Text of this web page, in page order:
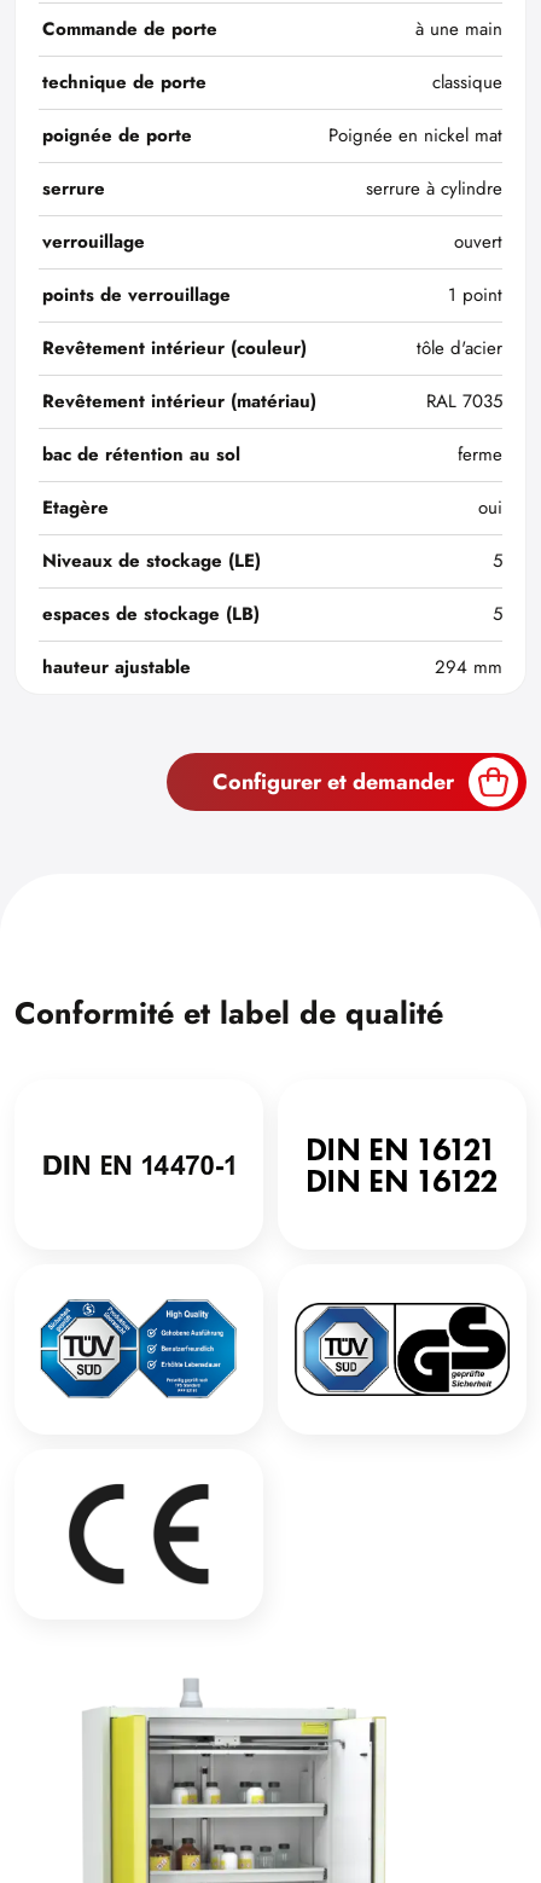
Commande de porte
à une main
technique de porte
classique
poignée de porte
Poignée en nickel mat
serrure
serrure à cylindre
verrouillage
ouvert
points de verrouillage
1 point
Revêtement intérieur (couleur)
tôle d'acier
Revêtement intérieur (matériau)
RAL 7035
bac de rétention au sol
ferme
Etagère
oui
Niveaux de stockage (LE)
5
espaces de stockage (LB)
5
hauteur ajustable
294 mm
Configurer et demander
Conformité et label de qualité